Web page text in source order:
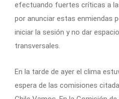
efectuando fuertes críticas a
por anunciar estas enmiendas
iniciar la sesión y no dar
transversales.
En la tarde de ayer el clima
espera de las comisiones